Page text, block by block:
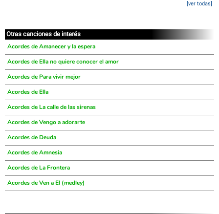
[ver todas]
Otras canciones de interés
Acordes de Amanecer y la espera
Acordes de Ella no quiere conocer el amor
Acordes de Para vivir mejor
Acordes de Ella
Acordes de La calle de las sirenas
Acordes de Vengo a adorarte
Acordes de Deuda
Acordes de Amnesia
Acordes de La Frontera
Acordes de Ven a El (medley)